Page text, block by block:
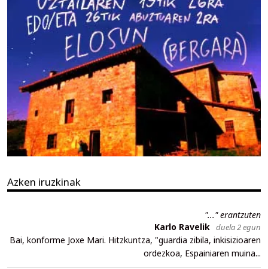
Azken iruzkinak
"..." erantzuten
Karlo Ravelik duela 2 egun
Bai, konforme Joxe Mari. Hitzkuntza, "guardia zibila, inkisizioaren
ordezkoa, Espainiaren muina...